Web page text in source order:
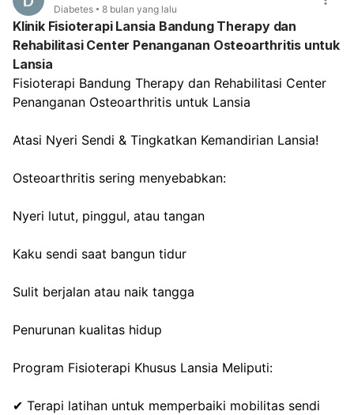
Diabetes 8 bulan yang lalu
Klinik Fisioterapi Lansia Bandung Therapy dan
Rehabilitasi Center Penanganan Osteoarthritis untuk
Lansia
Fisioterapi Bandung Therapy dan Rehabilitasi Center
Penanganan Osteoarthritis untuk Lansia
Atasi Nyeri Sendi & Tingkatkan Kemandirian Lansia!
Osteoarthritis sering menyebabkan:
Nyeri lutut, pinggul, atau tangan
Kaku sendi saat bangun tidur
Sulit berjalan atau naik tangga
Penurunan kualitas hidup
Program Fisioterapi Khusus Lansia Meliputi:
✔ Terapi latihan untuk memperbaiki mobilitas sendi